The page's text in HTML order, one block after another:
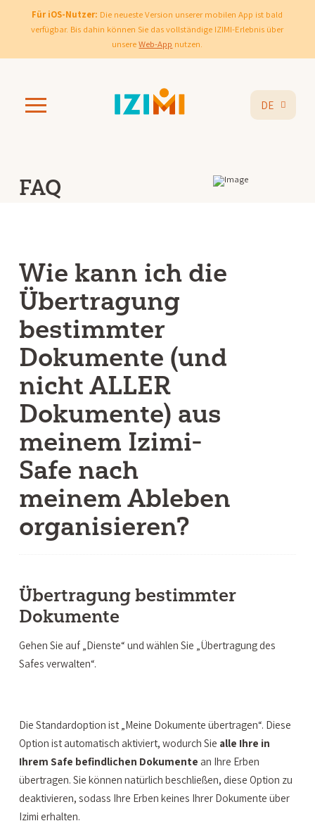
Für iOS-Nutzer: Die neueste Version unserer mobilen App ist bald
verfügbar. Bis dahin können Sie das vollständige IZIMI-Erlebnis über
unsereWeb-App nutzen.
DE
FAQ
Wie kann ich die
Übertragung
bestimmter
Dokumente (und
nicht ALLER
Dokumente) aus
meinem Izimi-
Safe nach
meinem Ableben
organisieren?
Übertragung bestimmter
Dokumente
Gehen Sie auf „Dienste“ und wählen Sie „Übertragung des
Safes verwalten“.
Die Standardoption ist „Meine Dokumente übertragen“. Diese
Option ist automatisch aktiviert, wodurch Sie alle Ihre in
Ihrem Safe befindlichen Dokumente an Ihre Erben
übertragen. Sie können natürlich beschließen, diese Option zu
deaktivieren, sodass Ihre Erben keines Ihrer Dokumente über
Izimi erhalten.